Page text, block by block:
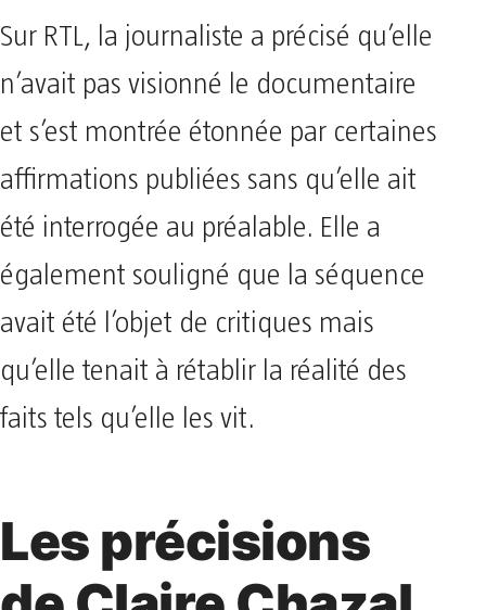
Sur RTL, la journaliste a précisé qu’elle
n’avait pas visionné le documentaire
et s’est montrée étonnée par certaines
affirmations publiées sans qu’elle ait
été interrogée au préalable. Elle a
également souligné que la séquence
avait été l’objet de critiques mais
qu’elle tenait à rétablir la réalité des
faits tels qu’elle les vit.
Les précisions